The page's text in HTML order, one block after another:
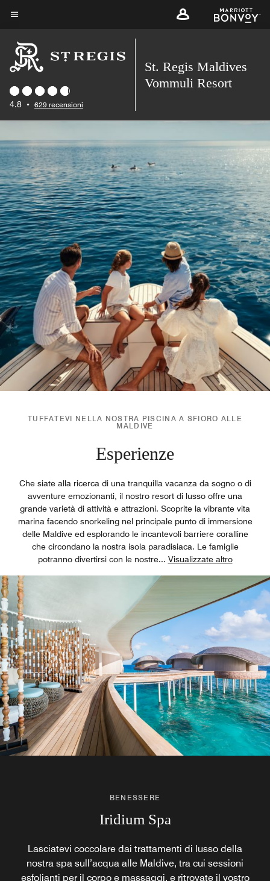
Skip
main
content
4.8 • 629 recensioni
St. Regis Maldives
Vommuli Resort
TUFFATEVI NELLA NOSTRA PISCINA A SFIORO ALLE
MALDIVE
Esperienze
Che siate alla ricerca di una tranquilla vacanza da sogno o di
avventure emozionanti, il nostro resort di lusso offre una
grande varietà di attività e attrazioni. Scoprite la vibrante vita
marina facendo snorkeling nel principale punto di immersione
delle Maldive ed esplorando le incantevoli barriere coralline
che circondano la nostra isola paradisiaca. Le famiglie
potranno divertirsi con le nostre... Visualizzate altro
BENESSERE
Iridium Spa
Lasciatevi coccolare dai trattamenti di lusso della
nostra spa sull’acqua alle Maldive, tra cui sessioni
esfolianti per il corpo e massaggi, e ritrovate il vostro